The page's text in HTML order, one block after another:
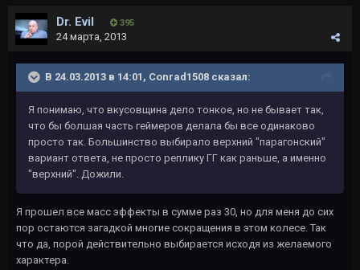
Dr. Evil 395
24 марта, 2013
В 24.03.2013 в 14:01, Conrad1508 сказал:
Я понимаю, что вкусовщина дело тонкое, но не бывает так,
что бы болшая часть геймеров делала бы все одинаково
просто так. Большинство выбирало верхний "парагонский"
вариант ответа, не просто реплику ГГ как раньше, а именно
"верхний". Дожили.
Я прошел все масс эффекты в сумме раз 30, но для меня до сих
пор остаются загадкой многие сокращения в этом колесе. Так
что да, порой действительно выбирается исходя из желаемого
характера.